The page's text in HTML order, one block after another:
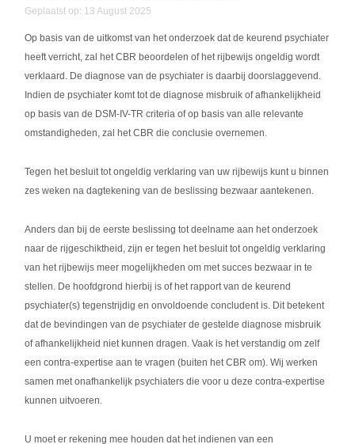
Geplaatst op: 13 August 2025
Op basis van de uitkomst van het onderzoek dat de keurend psychiater
heeft verricht, zal het CBR beoordelen of het rijbewijs ongeldig wordt
verklaard. De diagnose van de psychiater is daarbij doorslaggevend.
Indien de psychiater komt tot de diagnose misbruik of afhankelijkheid
op basis van de DSM-IV-TR criteria of op basis van alle relevante
omstandigheden, zal het CBR die conclusie overnemen.
Tegen het besluit tot ongeldig verklaring van uw rijbewijs kunt u binnen
zes weken na dagtekening van de beslissing bezwaar aantekenen.
Anders dan bij de eerste beslissing tot deelname aan het onderzoek
naar de rijgeschiktheid, zijn er tegen het besluit tot ongeldig verklaring
van het rijbewijs meer mogelijkheden om met succes bezwaar in te
stellen. De hoofdgrond hierbij is of het rapport van de keurend
psychiater(s) tegenstrijdig en onvoldoende concludent is. Dit betekent
dat de bevindingen van de psychiater de gestelde diagnose misbruik
of afhankelijkheid niet kunnen dragen. Vaak is het verstandig om zelf
een contra-expertise aan te vragen (buiten het CBR om). Wij werken
samen met onafhankelijk psychiaters die voor u deze contra-expertise
kunnen uitvoeren.
U moet er rekening mee houden dat het indienen van een